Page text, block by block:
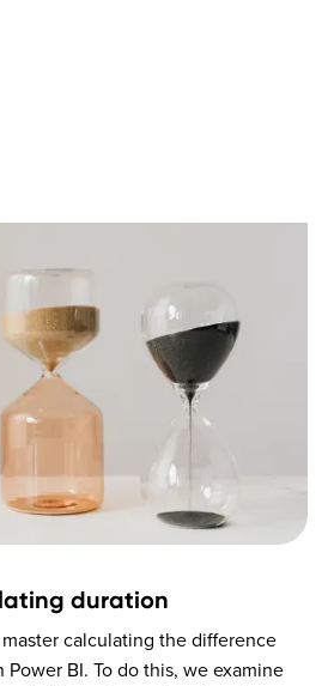
duration
calculating the difference
BI. To do this, we examine